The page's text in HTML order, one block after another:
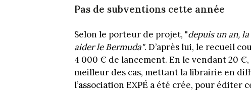
Pas de subventions cette année
Selon le porteur de projet, "depuis un an,
aider le Bermuda". D’après lui, le recueil
4 000 € de lancement. En le vendant 20
meilleur des cas, mettant la librairie en
l’association EXPÉ a été crée, pour éditer